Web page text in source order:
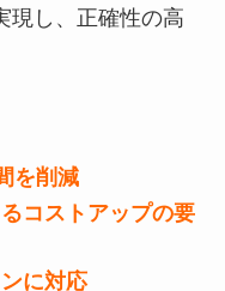
現し、正確性の高
を削減
コストアップの要
に対応